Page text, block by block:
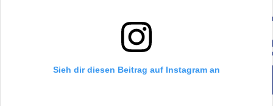
Sieh dir diesen Beitrag auf Instagram an